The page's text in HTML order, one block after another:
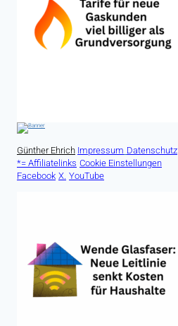
Günther Ehrich Impressum Datenschutz
*= Affiliatelinks Cookie Einstellungen
Facebook X. YouTube